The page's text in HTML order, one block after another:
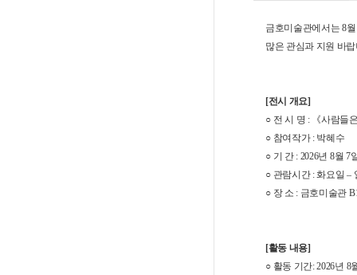
금호미술관에서는 8
많은 관심과 지원 바
[전시 개요]
○ 전 시 명 :
《사람들
○ 참여작가 : 박혜수
○ 기 간 : 2026년 8월 7
○ 관람시간 : 화요일 –
○ 장 소 : 금호미술관
[활동 내용]
○ 활동 기간:2026년 8